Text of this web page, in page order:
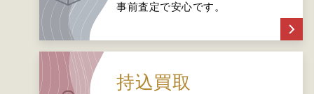
事前査定で安心です。
持込買取